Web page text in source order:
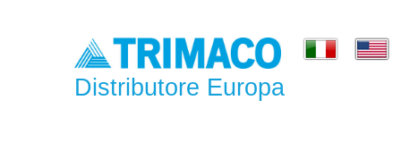
Distributore Europa